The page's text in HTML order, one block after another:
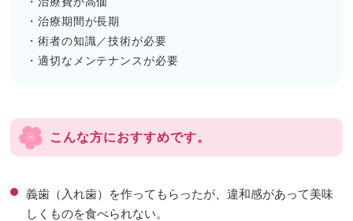
・治療期間が長期
・術者の知識／技術が必要
・適切なメンテナンスが必要
こんな方におすすめです。
義歯（入れ歯）を作ってもらったが、違和感があって美味
しくものを食べられない。